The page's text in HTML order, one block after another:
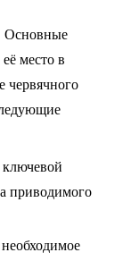
Основные
место в
червячного
приводимого